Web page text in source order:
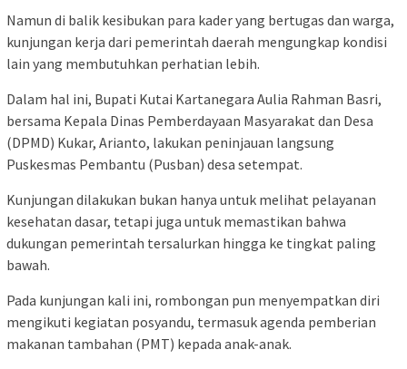
Namun di balik kesibukan para kader yang bertugas dan warga,
kunjungan kerja dari pemerintah daerah mengungkap kondisi
lain yang membutuhkan perhatian lebih.
Dalam hal ini, Bupati Kutai Kartanegara Aulia Rahman Basri,
bersama Kepala Dinas Pemberdayaan Masyarakat dan Desa
(DPMD) Kukar, Arianto, lakukan peninjauan langsung
Puskesmas Pembantu (Pusban) desa setempat.
Kunjungan dilakukan bukan hanya untuk melihat pelayanan
kesehatan dasar, tetapi juga untuk memastikan bahwa
dukungan pemerintah tersalurkan hingga ke tingkat paling
bawah.
Pada kunjungan kali ini, rombongan pun menyempatkan diri
mengikuti kegiatan posyandu, termasuk agenda pemberian
makanan tambahan (PMT) kepada anak-anak.